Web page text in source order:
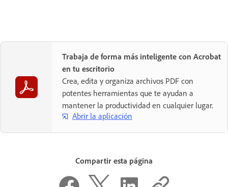
Trabaja de forma más inteligente con Acrobat
en tu escritorio
Crea, edita y organiza archivos PDF con
potentes herramientas que te ayudan a
mantener la productividad en cualquier lugar.
Abrir la aplicación
Compartir esta página